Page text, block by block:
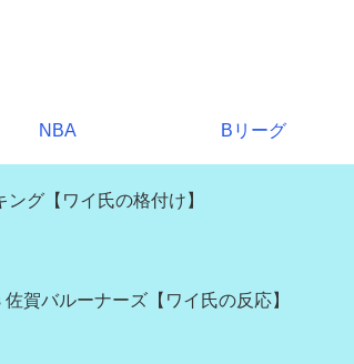
NBA Bリーグ
グ【ワイ氏の格付け】
賀バルーナーズ【ワイ氏の反応】